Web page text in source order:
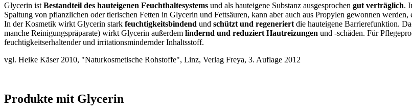
Glycerin ist Bestandteil des hauteigenen Feuchthaltesystems und als hauteigene Substanz ausgesprochen gut verträglich.
Spaltung von pflanzlichen oder tierischen Fetten in Glycerin und Fettsäuren, kann aber auch aus Propylen gewonnen
In der Kosmetik wirkt Glycerin stark feuchtigkeitsbindend und schützt und regeneriert die hauteigene Barrierefunktion.
manche Reinigungspräparate) wirkt Glycerin außerdem lindernd und reduziert Hautreizungen und -schäden. Für
feuchtigkeitserhaltender und irritationsmindernder Inhaltsstoff.
vgl. Heike Käser 2010, "Naturkosmetische Rohstoffe", Linz, Verlag Freya, 3. Auflage 2012
Produkte mit Glycerin